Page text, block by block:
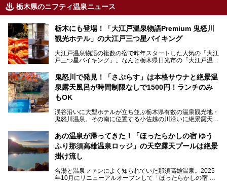
栃木県のニフティ温泉ニュース
栃木にも登場！「大江戸温泉物語Premium 鬼怒川
観光ホテル」の大江戸三つ星バイキング
大江戸温泉物語の複数の宿で昨年スタートした人気の「大江
戸三つ星バイキング」。なんと栃木県日光市の「大江戸温泉
ここは首都圏から1泊で行きやすい鬼怒川温泉の渓流沿いに
建つホテルで、バイキングの他にも天然温泉の大浴場とサウ
ナ、フリーフローサービスのラウンジなど館内で楽しめるス
ポットがたくさんあり、3世代旅行やグループ旅行にもぴっ
たり。
そんな「大江戸温泉物語Premium 鬼怒川観光ホテル」の魅
力を詳しく紹介しちゃいます。
───
提供元：大江戸温泉物語ホテルズ＆リゾーツ株式会社【P
R】
この記事は大江戸温泉物語Premium 鬼怒川観光ホテルのPR
記事です。
鬼怒川で発見！「さぷらす」は本格サウナと絶景温
泉露天風呂が時間制限なしで1500円！ランチのみ
もOK
渓谷沿いに大型ホテルが立ち並ぶ栃木県有数の温泉観光地・
鬼怒川温泉。その南に位置する小佐越の川沿いに絶景露天風
こだわりのサウナ、掛け流しの水風呂、天然温泉の露天風
呂、食事処、休憩室など備えて、決して大規模施設ではあり
ませんが、鬼怒川温泉観光の行き帰りに、はたまたサウナで
一日リフレッシュするための目的地に！ぜひオススメしたい
スポットです。時間制限も無いので1人1,500円でひがな一
日サウナや温泉を楽しんでお昼も食べてごろごろできちゃい
ますよ。
あの温泉が帰ってきた！「ほったらかしの宿 ゆう
ふり那須高雄温泉ロッジ」の天空露天プールは絶景
掛け流し
名湯と温泉ファンによく知られていた那須高雄温泉。2025
年10月にリニューアルオープンして「ほったらかしの宿 ゆ